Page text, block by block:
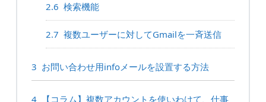
2.6 検索機能
2.7 複数ユーザーに対してGmailを一斉送信
3 お問い合わせ用infoメールを設置する方法
4
【コラム】複数アカウントを使いわけて、仕事